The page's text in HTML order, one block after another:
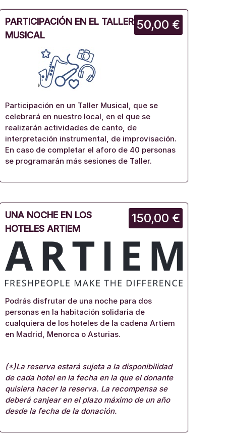
50,00 €
PARTICIPACIÓN EN EL TALLER
MUSICAL
Participación en un Taller Musical, que se
celebrará en nuestro local, en el que se
realizarán actividades de canto, de
interpretación instrumental, de improvisación.
En caso de completar el aforo de 40 personas
se programarán más sesiones de Taller.
150,00 €
UNA NOCHE EN LOS
HOTELES ARTIEM
Podrás disfrutar de una noche para dos
personas en la habitación solidaria de
cualquiera de los hoteles de la cadena Artiem
en Madrid, Menorca o Asturias.
(*)La reserva estará sujeta a la disponibilidad
de cada hotel en la fecha en la que el donante
quisiera hacer la reserva. La recompensa se
deberá canjear en el plazo máximo de un año
desde la fecha de la donación.